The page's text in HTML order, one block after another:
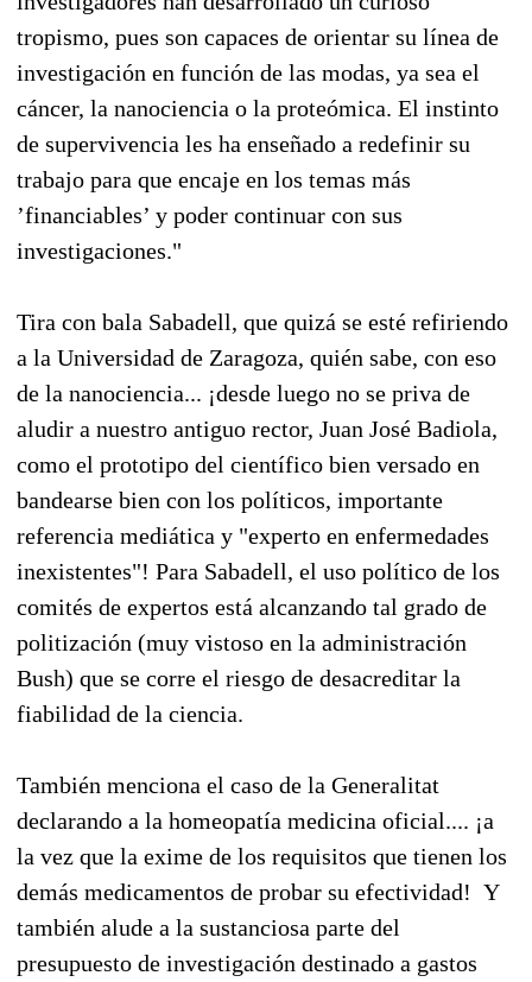
tropismo, pues son capaces de orientar su línea de
investigación en función de las modas, ya sea el
cáncer, la nanociencia o la proteómica. El instinto
de supervivencia les ha enseñado a redefinir su
trabajo para que encaje en los temas más
’financiables’ y poder continuar con sus
investigaciones."
Tira con bala Sabadell, que quizá se esté refiriendo
a la Universidad de Zaragoza, quién sabe, con eso
de la nanociencia... ¡desde luego no se priva de
aludir a nuestro antiguo rector, Juan José Badiola,
como el prototipo del científico bien versado en
bandearse bien con los políticos, importante
referencia mediática y "experto en enfermedades
inexistentes"! Para Sabadell, el uso político de los
comités de expertos está alcanzando tal grado de
politización (muy vistoso en la administración
Bush) que se corre el riesgo de desacreditar la
fiabilidad de la ciencia.
También menciona el caso de la Generalitat
declarando a la homeopatía medicina oficial.... ¡a
la vez que la exime de los requisitos que tienen los
demás medicamentos de probar su efectividad! Y
también alude a la sustanciosa parte del
presupuesto de investigación destinado a gastos